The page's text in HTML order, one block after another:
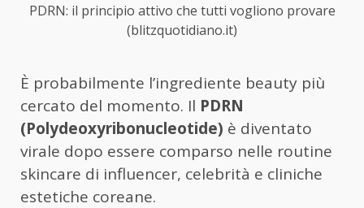
PDRN: il principio attivo che tutti vogliono provare
(blitzquotidiano.it)
È probabilmente l’ingrediente beauty più
cercato del momento. Il PDRN
(Polydeoxyribonucleotide) è diventato
virale dopo essere comparso nelle routine
skincare di influencer, celebrità e cliniche
estetiche coreane.